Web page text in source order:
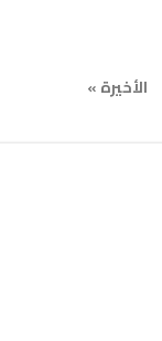
الأخيرة »